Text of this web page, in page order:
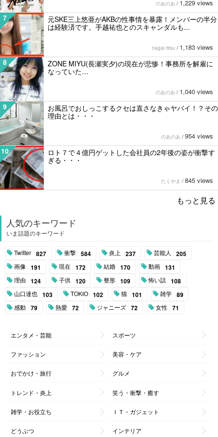
のあのあ / 1,229 views
7
元SKE三上悠亜がAKBの性事情を暴露！メンバーの半分
は経験済です。手越祐也とのスキャンダルも...
nagai ritsu / 1,183 views
8
ZONE MIYU(長瀬実夕)の現在が悲惨！事務所を解雇に
なっていた…
のあのあ / 1,040 views
9
お風呂でおしっこするクセは直さなきゃヤバイ！？その
理由とは・・・
のあのあ / 954 views
10
ロト７で４億円ゲットした会社員の2年後の姿が衝撃す
ぎる・・・
たくやま / 845 views
もっと見る
人気のキーワード
いま話題のキーワード
Twitter 827 衝撃 584 炎上 237 芸能人 205
画像 191 現在 172 結婚 170 動画 131
理由 124 子供 120 整形 109 怖い話 108
山口達也 103 TOKIO 102 猫 101 雑学 89
感動 79 熱愛 72 ジャニーズ 72 女性 71
エンタメ・芸能 スポーツ
ファッション 美容・ケア
おでかけ・旅行 グルメ
トレンド・炎上 笑う・衝撃・癒す
雑学・お役立ち ＩＴ・ガジェット
どうぶつ インテリア